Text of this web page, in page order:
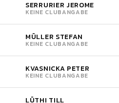
SERRURIER JEROME
KEINE CLUBANGABE
MÜLLER STEFAN
KEINE CLUBANGABE
KVASNICKA PETER
KEINE CLUBANGABE
LÜTHI TILL